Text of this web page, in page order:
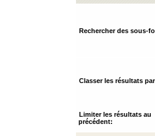
Rechercher des sous-
Classer les résultats
Limiter les résultats au
précédent: